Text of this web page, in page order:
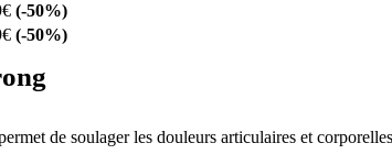
(-50%)
(-50%)
de soulager les douleurs articulaires et